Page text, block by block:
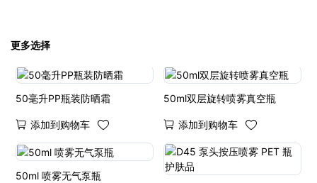
更多选择
50毫升PP瓶装防晒霜
添加到购物车
50ml双层旋转喷雾真空瓶
添加到购物车
50ml 喷雾无气泵瓶